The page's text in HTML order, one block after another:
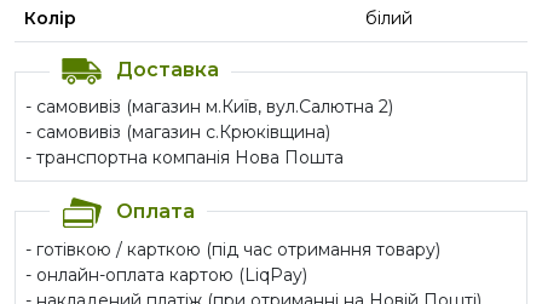
Колір білий
Доставка
- самовивіз (магазин м.Київ, вул.Салютна 2)
- самовивіз (магазин с.Крюківщина)
- транспортна компанія Нова Пошта
Оплата
- готівкою / карткою (під час отримання товару)
- онлайн-оплата картою (LiqPay)